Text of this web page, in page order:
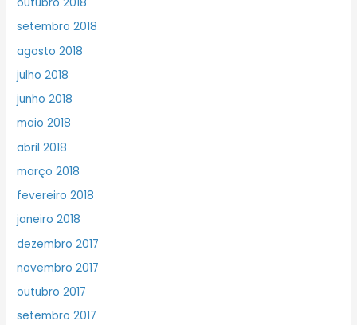
setembro 2018
agosto 2018
julho 2018
junho 2018
maio 2018
abril 2018
março 2018
fevereiro 2018
janeiro 2018
dezembro 2017
novembro 2017
outubro 2017
setembro 2017